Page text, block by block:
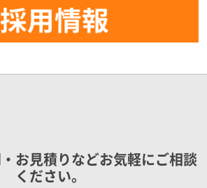
お見積りなどお気軽にご相談
ください。